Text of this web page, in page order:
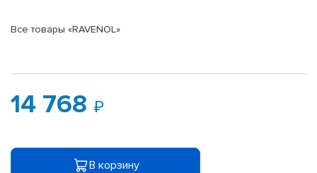
Все товары «RAVENOL»
14 768
В корзину